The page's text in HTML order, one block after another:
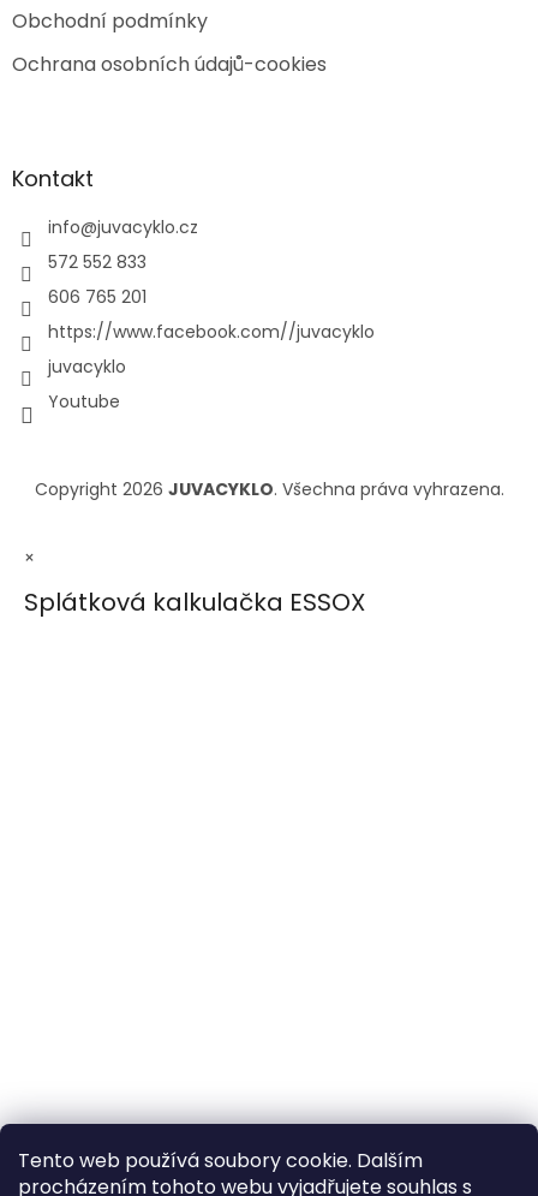
Tento web používá soubory cookie. Dalším
procházením tohoto webu vyjadřujete souhlas s
Obchodní podmínky
Ochrana osobních údajů-cookies
Kontakt
info@juvacyklo.cz
572 552 833
606 765 201
https://www.facebook.com//juvacyklo
juvacyklo
Youtube
Copyright 2026 JUVACYKLO. Všechna práva vyhrazena.
×
Splátková kalkulačka ESSOX